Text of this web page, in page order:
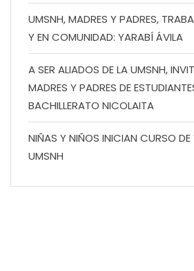
UMSNH, MADRES Y PADRES,
Y EN COMUNIDAD: YARABÍ ÁVILA
A SER ALIADOS DE LA UMSNH,
MADRES Y PADRES DE
BACHILLERATO NICOLAITA
NIÑAS Y NIÑOS INICIAN CURSO DE
UMSNH